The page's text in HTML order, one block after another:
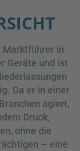
Marktführer in
Geräte und ist
Da er in einer
agiert,
Druck,
ohne die
– eine